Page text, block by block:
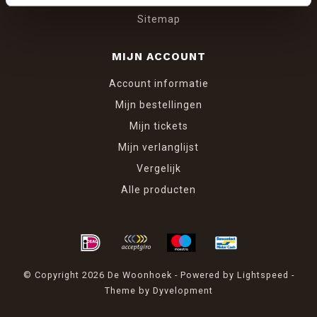
Sitemap
MIJN ACCOUNT
Account informatie
Mijn bestellingen
Mijn tickets
Mijn verlanglijst
Vergelijk
Alle producten
© Copyright 2026 De Woonhoek - Powered by Lightspeed -
Theme by Dyvelopment